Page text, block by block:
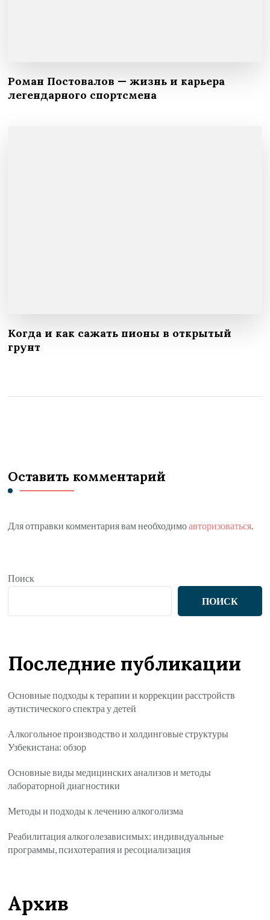
Роман Постовалов — жизнь и карьера
легендарного спортсмена
Когда и как сажать пионы в открытый
грунт
Оставить комментарий
Для отправки комментария вам необходимоавторизоваться.
Поиск
ПОИСК
Последние публикации
Основные подходы к терапии и коррекции расстройств
аутистического спектра у детей
Алкогольное производство и холдинговые структуры
Узбекистана: обзор
Основные виды медицинских анализов и методы
лабораторной диагностики
Методы и подходы к лечению алкоголизма
Реабилитация алкоголезависимых: индивидуальные
программы, психотерапия и ресоциализация
Архив